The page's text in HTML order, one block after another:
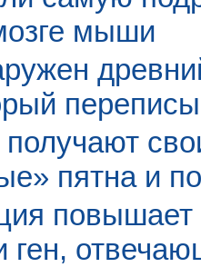
мыши
пятна и